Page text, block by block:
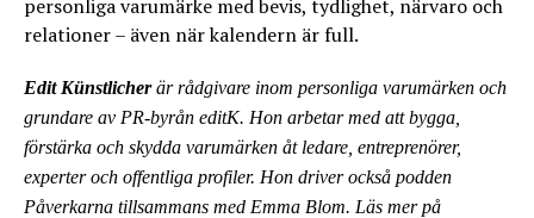
personliga varumärke med bevis, tydlighet, närvaro och
relationer – även när kalendern är full.
Edit Künstlicherär rådgivare inom personliga varumärken och
grundare av PR-byrån editK. Hon arbetar med att bygga,
förstärka och skydda varumärken åt ledare, entreprenörer,
experter och offentliga profiler. Hon driver också podden
Påverkarna tillsammans med Emma Blom. Läs mer på